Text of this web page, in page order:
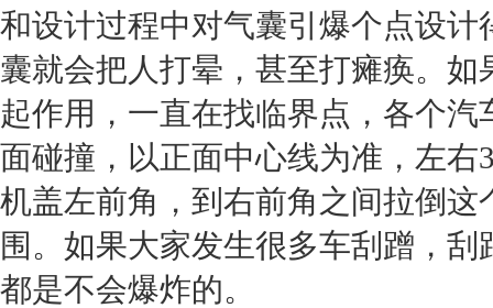
和设计过程中对气囊引爆个点设
囊就会把人打晕，甚至打瘫痪。
起作用，一直在找临界点，各个
面碰撞 ，以正面中心线为准，左
机盖左前角，到右前角之间拉倒
围。如果大家发生很多车刮蹭，
都是不会爆炸的。